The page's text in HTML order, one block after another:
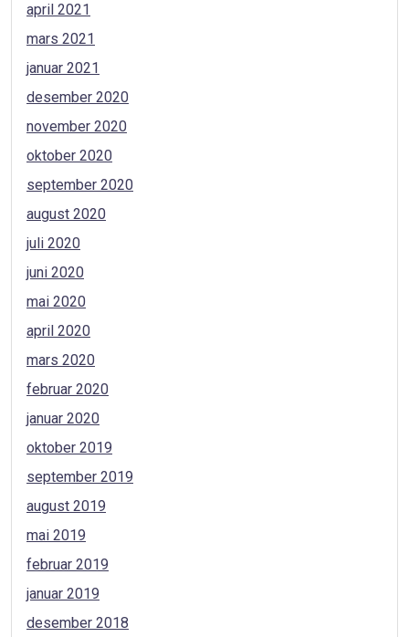
april 2021
mars 2021
januar 2021
desember 2020
november 2020
oktober 2020
september 2020
august 2020
juli 2020
juni 2020
mai 2020
april 2020
mars 2020
februar 2020
januar 2020
oktober 2019
september 2019
august 2019
mai 2019
februar 2019
januar 2019
desember 2018